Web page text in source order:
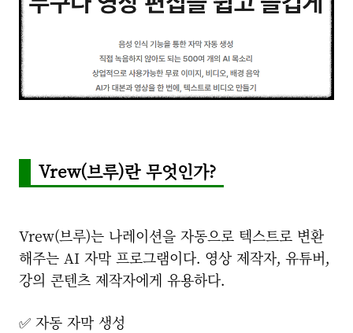
Vrew(브루)란 무엇인가?
Vrew(브루)는 나레이션을 자동으로 텍스트로 변환
해주는 AI 자막 프로그램이다. 영상 제작자, 유튜버,
강의 콘텐츠 제작자에게 유용하다.
✅ 자동 자막 생성